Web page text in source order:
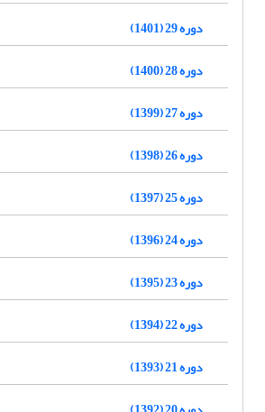
دوره 29 (1401)
دوره 28 (1400)
دوره 27 (1399)
دوره 26 (1398)
دوره 25 (1397)
دوره 24 (1396)
دوره 23 (1395)
دوره 22 (1394)
دوره 21 (1393)